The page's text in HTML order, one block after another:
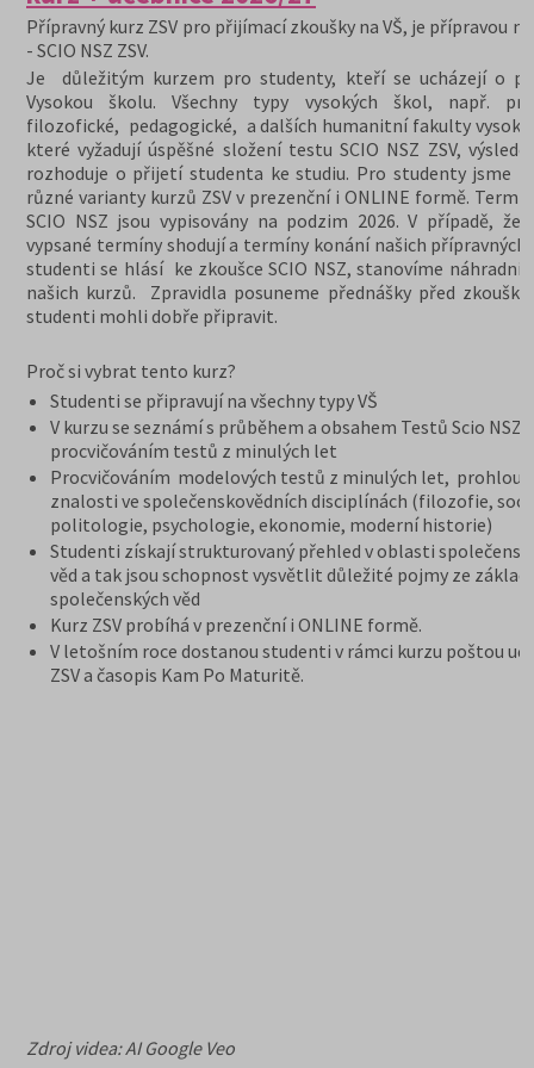
Přípravný kurz ZSV pro přijímací zkoušky na VŠ, je přípravou
- SCIO NSZ ZSV.
Je důležitým kurzem pro studenty, kteří se ucházejí o
Vysokou školu. Všechny typy vysokých škol, např.
filozofické, pedagogické, a dalších humanitní fakulty
které vyžadují úspěšné složení testu SCIO NSZ ZSV,
rozhoduje o přijetí studenta ke studiu. Pro studenty jsme
různé varianty kurzů ZSV v prezenční i ONLINE formě.
SCIO NSZ jsou vypisovány na podzim 2026. V případě,
vypsané termíny shodují a termíny konání našich přípravných
studenti se hlásí ke zkoušce SCIO NSZ, stanovíme náhradní
našich kurzů. Zpravidla posuneme přednášky před
studenti mohli dobře připravit.
Proč si vybrat tento kurz?
Studenti se připravují na všechny typy VŠ
V kurzu se seznámí s průběhem a obsahem Testů Scio NSZ
procvičováním testů z minulých let
Procvičováním modelových testů z minulých let,
znalosti ve společenskovědních disciplínách (filozofie,
politologie, psychologie, ekonomie, moderní historie)
Studenti získají strukturovaný přehled v oblasti
věd a tak jsou schopnost vysvětlit důležité pojmy ze
společenských věd
Kurz ZSV probíhá v prezenční i ONLINE formě.
V letošním roce dostanou studenti v rámci kurzu poštou
ZSV a časopis Kam Po Maturitě.
Zdroj videa: AI Google Veo